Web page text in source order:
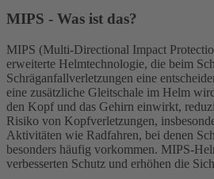
MIPS - Was ist das?
MIPS (Multi-Directional Impact
erweiterte Helmtechnologie, die beim
Schräganfallverletzungen eine
eine zusätzliche Gleitschale im Helm
den Kopf und das Gehirn einwirkt,
Risiko von Kopfverletzungen,
Aktivitäten wie Radfahren, bei denen
besonders häufig vorkommen. MIPS-
verbesserten Schutz und erhöhen die